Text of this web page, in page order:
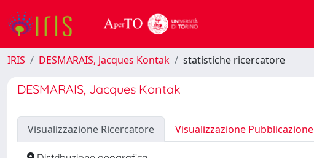
IRIS DESMARAIS, Jacques Kontak statistiche ricercatore
DESMARAIS, Jacques Kontak
Visualizzazione Ricercatore Visualizzazione Pubblicazione